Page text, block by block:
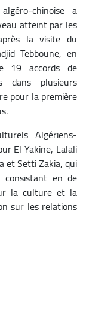
chinoise a
atteint par les
la visite du
Tebboune, en
19 accords de
dans plusieurs
pour la première
Algériens-
El Yakine, Lalali
et Setti Zakia, qui
en de
la culture et la
sur les relations